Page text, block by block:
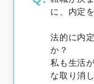
に、内定
法的に内
か？
私も生活
な取り消